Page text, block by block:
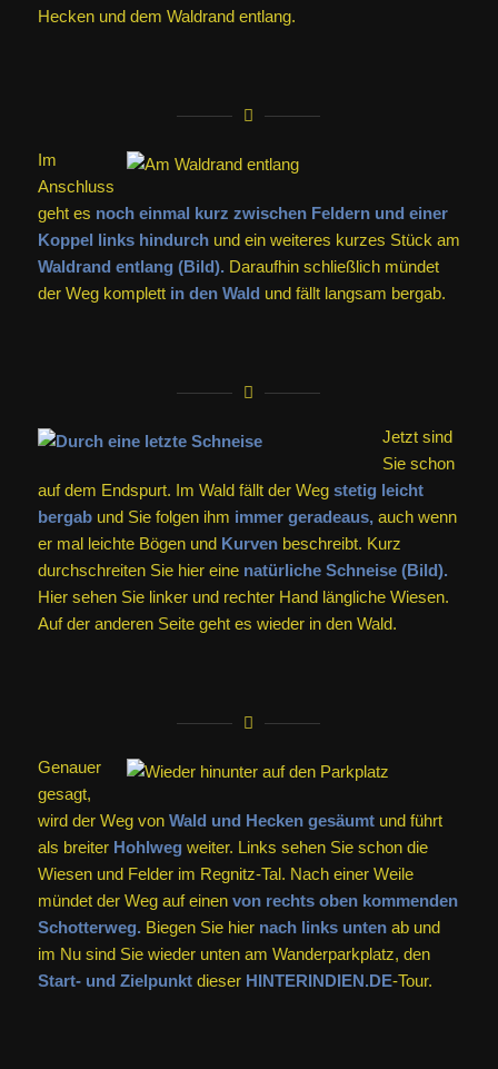
Hecken und dem Waldrand entlang.
Im
Anschluss
geht es noch einmal kurz zwischen Feldern und einer
Koppel links hindurchund ein weiteres kurzes Stück am
Waldrand entlang (Bild). Daraufhin schließlich mündet
der Weg komplett in den Wald und fällt langsam bergab.
Jetzt sind
Sie schon
auf dem Endspurt. Im Wald fällt der Weg stetig leicht
bergabund Sie folgen ihm immer geradeaus,auch wenn
er mal leichte Bögen und Kurvenbeschreibt. Kurz
durchschreiten Sie hier eine natürliche Schneise (Bild).
Hier sehen Sie linker und rechter Hand längliche Wiesen.
Auf der anderen Seite geht es wieder in den Wald.
Genauer
gesagt,
wird der Weg von Wald und Hecken gesäumtund führt
als breiter Hohlweg weiter. Links sehen Sie schon die
Wiesen und Felder im Regnitz-Tal. Nach einer Weile
mündet der Weg auf einen von rechts oben kommenden
Schotterweg. Biegen Sie hier nach links untenab und
im Nu sind Sie wieder unten am Wanderparkplatz, den
Start- und Zielpunktdieser HINTERINDIEN.DE-Tour.